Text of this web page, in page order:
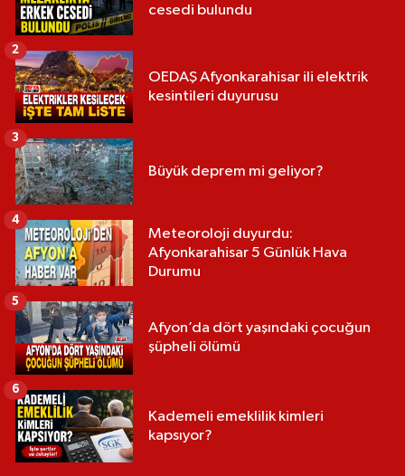
cesedi bulundu
OEDAŞ Afyonkarahisar ili elektrik
kesintileri duyurusu
2
Büyük deprem mi geliyor?
3
Meteoroloji duyurdu:
Afyonkarahisar 5 Günlük Hava
Durumu
4
Afyon’da dört yaşındaki çocuğun
şüpheli ölümü
5
Kademeli emeklilik kimleri
kapsıyor?
6